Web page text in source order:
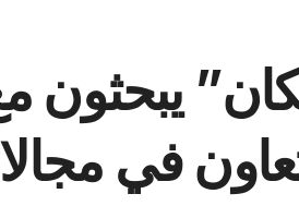
يبحثون
في